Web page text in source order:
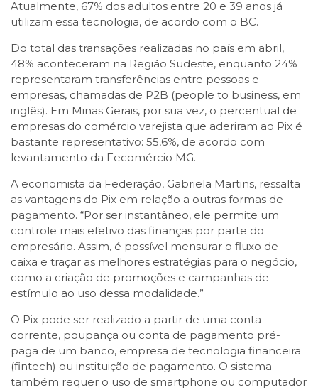
Atualmente, 67% dos adultos entre 20 e 39 anos já
utilizam essa tecnologia, de acordo com o BC.
Do total das transações realizadas no país em abril,
48% aconteceram na Região Sudeste, enquanto 24%
representaram transferências entre pessoas e
empresas, chamadas de P2B (people to business, em
inglês). Em Minas Gerais, por sua vez, o percentual de
empresas do comércio varejista que aderiram ao Pix é
bastante representativo: 55,6%, de acordo com
levantamento da Fecomércio MG.
A economista da Federação, Gabriela Martins, ressalta
as vantagens do Pix em relação a outras formas de
pagamento. “Por ser instantâneo, ele permite um
controle mais efetivo das finanças por parte do
empresário. Assim, é possível mensurar o fluxo de
caixa e traçar as melhores estratégias para o negócio,
como a criação de promoções e campanhas de
estímulo ao uso dessa modalidade.”
O Pix pode ser realizado a partir de uma conta
corrente, poupança ou conta de pagamento pré-
paga de um banco, empresa de tecnologia financeira
(fintech) ou instituição de pagamento. O sistema
também requer o uso de smartphone ou computador